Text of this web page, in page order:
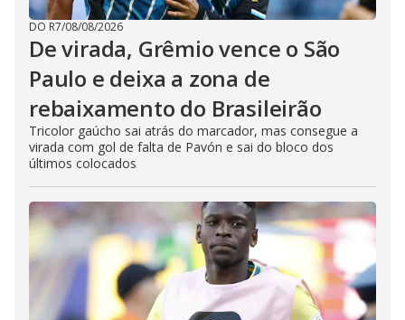
DO R7/08/08/2026
De virada, Grêmio vence o São
Paulo e deixa a zona de
rebaixamento do Brasileirão
Tricolor gaúcho sai atrás do marcador, mas consegue a
virada com gol de falta de Pavón e sai do bloco dos
últimos colocados